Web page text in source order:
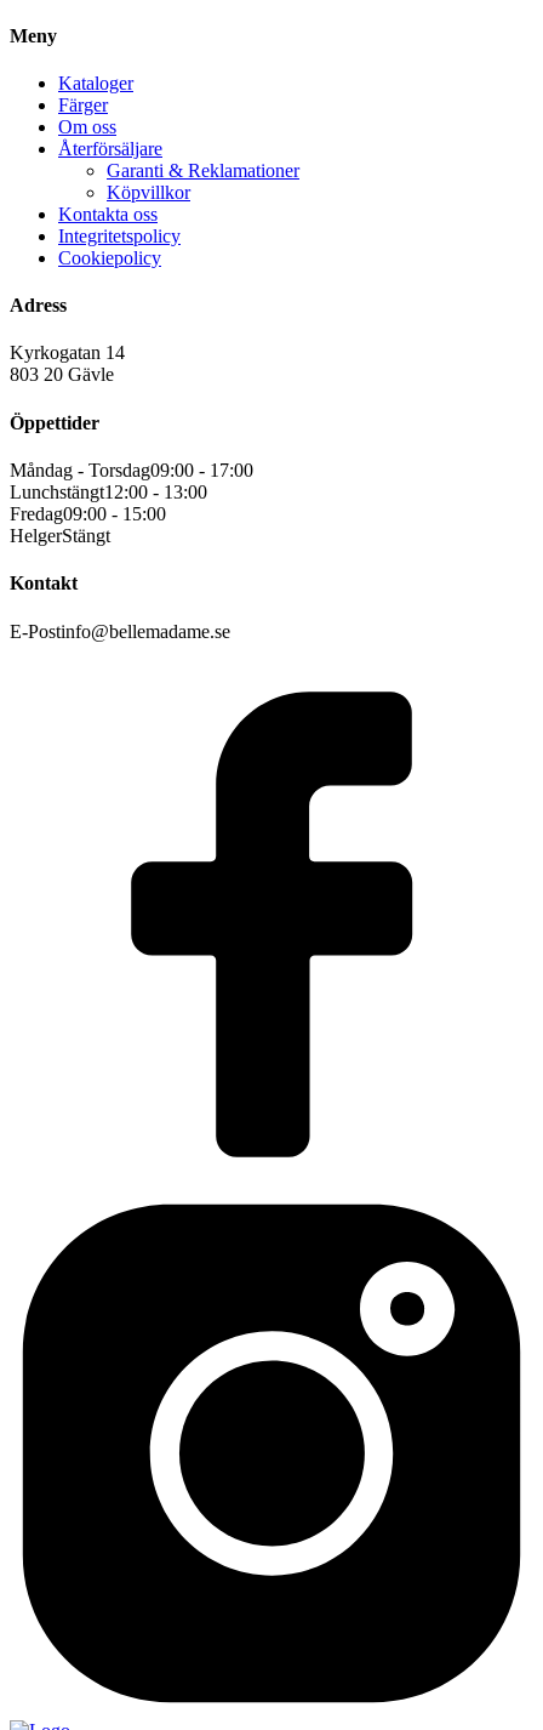
Meny
Kataloger
Färger
Om oss
Återförsäljare
Garanti & Reklamationer
Köpvillkor
Kontakta oss
Integritetspolicy
Cookiepolicy
Adress
Kyrkogatan 14
803 20 Gävle
Öppettider
Måndag - Torsdag09:00 - 17:00
Lunchstängt12:00 - 13:00
Fredag09:00 - 15:00
HelgerStängt
Kontakt
E-Postinfo@bellemadame.se